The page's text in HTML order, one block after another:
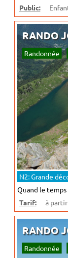
Public:
RANDO
Randonnée
N2: Grande
Quand le
Tarif:
à
RANDO
Randonnée